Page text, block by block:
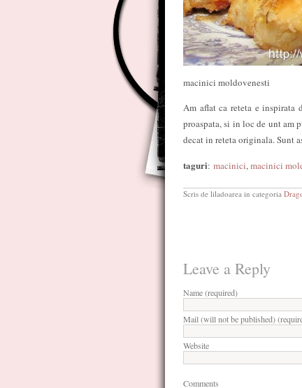
macinici moldovenesti
Am aflat ca reteta e inspirata
proaspata, si in loc de unt am
decat in reteta originala. Sunt
taguri: macinici,macinici
Scris de liladoarea in categoria
Leave a Reply
Name (required)
Mail (will not be published)
Website
Comments